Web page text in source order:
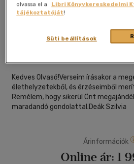
Kedves Olvasó!Verseim írásakor a
élethelyzetekből, és érzéseimből
Remélem, hogy sikerül Önt
maradandó gondolattal.Deák Szilvia
Árinformációk
Online ár: 1
olvassa el a
Libri Könyvkereskedelmi
tájékoztatóját!
Süti beállítások